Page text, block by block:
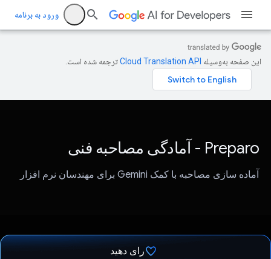
ورود به برنامه
این صفحه به‌وسیله ترجمه شده است.
Preparo - آمادگی مصاحبه فنی
آماده سازی مصاحبه با کمک Gemini برای مهندسان نرم افزار
رای دهید